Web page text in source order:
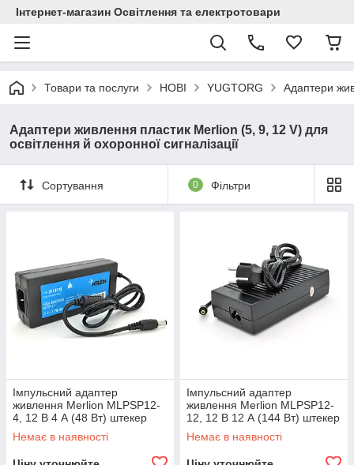
Інтернет-магазин Освітлення та електротовари
Товари та послуги НОВІ YUGTORG Адаптери
Адаптери живлення пластик Merlion (5, 9, 12 V) для
освітлення й охоронної сигналізації
Сортування 0 Фільтри
Імпульсний адаптер
живлення Merlion MLPSP12-
4, 12 В 4 А (48 Вт) штекер
5,5/2,5 + шнур живлення
Q100
Немає в наявності
Імпульсний адаптер
живлення Merlion MLPSP12-
12, 12 В 12 А (144 Вт) штекер
5,5/2,5 + шнур живлення,
довжина 1,70 м Q100
Немає в наявності